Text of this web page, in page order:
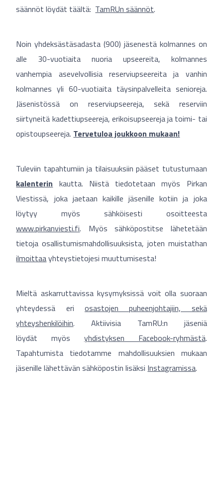
säännöt löydät täältä: TamRUn säännöt.
Noin yhdeksästäsadasta (900) jäsenestä kolmannes on
alle 30-vuotiaita nuoria upseereita, kolmannes
vanhempia asevelvollisia reserviupseereita ja vanhin
kolmannes yli 60-vuotiaita täysinpalvelleita senioreja.
Jäsenistössä on reserviupseereja, sekä reserviin
siirtyneitä kadettiupseereja, erikoisupseereja ja toimi- tai
opistoupseereja. Tervetuloa joukkoon mukaan!
Tuleviin tapahtumiin ja tilaisuuksiin pääset tutustumaan
kalenterin kautta. Niistä tiedotetaan myös Pirkan
Viestissä, joka jaetaan kaikille jäsenille kotiin ja joka
löytyy myös sähköisesti osoitteesta
www.pirkanviesti.fi. Myös sähköpostitse lähetetään
tietoja osallistumismahdollisuuksista, joten muistathan
ilmoittaayhteystietojesi muuttumisesta!
Mieltä askarruttavissa kysymyksissä voit olla suoraan
yhteydessä eri osastojen puheenjohtajiin, sekä
yhteyshenkilöihin. Aktiivisia TamRU:n jäseniä
löydät myös yhdistyksen Facebook-ryhmästä.
Tapahtumista tiedotamme mahdollisuuksien mukaan
jäsenille lähettävän sähköpostin lisäksi Instagramissa.